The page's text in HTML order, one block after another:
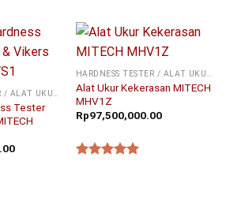
Tester
Alat Ukur Kekerasan MITECH
MHV1Z
Rp97,500,000.00